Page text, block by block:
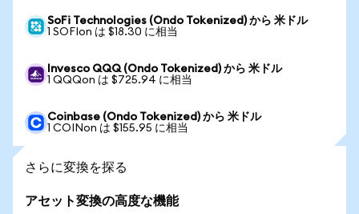
SoFi Technologies (Ondo Tokenized) から 米ドル
1 SOFIon は $18.30 に相当
Invesco QQQ (Ondo Tokenized) から 米ドル
1 QQQon は $725.94 に相当
Coinbase (Ondo Tokenized) から 米ドル
1 COINon は $155.95 に相当
さらに変換を探る
アセット変換の高度な機能